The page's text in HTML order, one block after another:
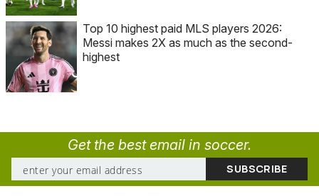
Top 10 highest paid MLS players 2026:
Messi makes 2X as much as the second-
highest
Get the best email in soccer.